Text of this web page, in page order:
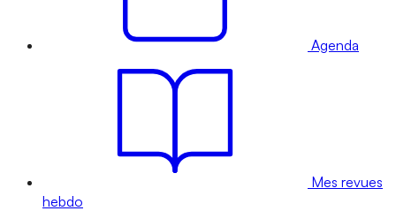
Agenda
Mes revues
hebdo